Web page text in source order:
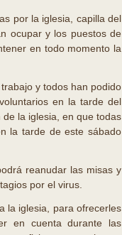
por la iglesia, capilla del
ocupar y los puestos de
en todo momento la
y todos han podido
en la tarde del
la iglesia, en que todas
la tarde de este sábado
reanudar las misas y
por el virus.
la iglesia, para ofrecerles
en cuenta durante las